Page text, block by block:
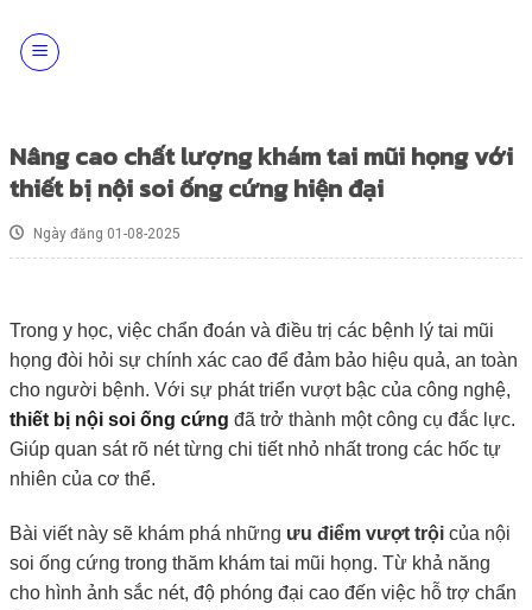
content
Nâng cao chất lượng khám tai mũi họng với
thiết bị nội soi ống cứng hiện đại
Ngày đăng 01-08-2025
Trong y học, việc chẩn đoán và điều trị các bệnh lý tai mũi
họng đòi hỏi sự chính xác cao để đảm bảo hiệu quả, an toàn
cho người bệnh. Với sự phát triển vượt bậc của công nghệ,
thiết bị nội soi ống cứng đã trở thành một công cụ đắc lực.
Giúp quan sát rõ nét từng chi tiết nhỏ nhất trong các hốc tự
nhiên của cơ thể.
Bài viết này sẽ khám phá những ưu điểm vượt trội của nội
soi ống cứng trong thăm khám tai mũi họng. Từ khả năng
cho hình ảnh sắc nét, độ phóng đại cao đến việc hỗ trợ chẩn